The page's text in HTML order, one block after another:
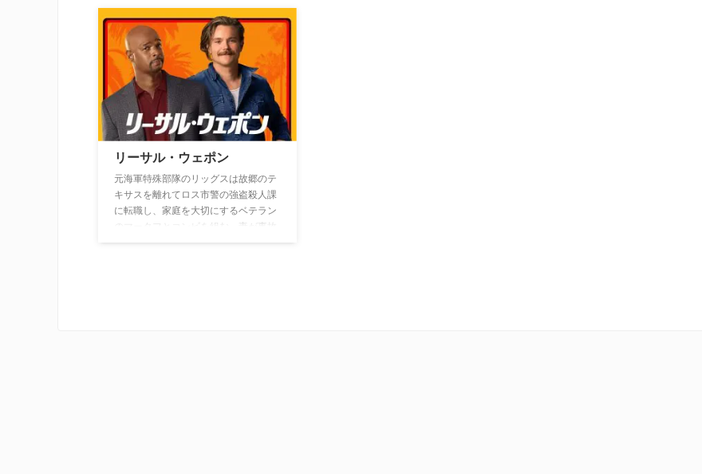
リーサル・ウェポン
元海軍特殊部隊のリッグスは故郷のテ
キサスを離れてロス市警の強盗殺人課
に転職し、家庭を大切にするベテラン
のマータフとコンビを組む。妻が事故